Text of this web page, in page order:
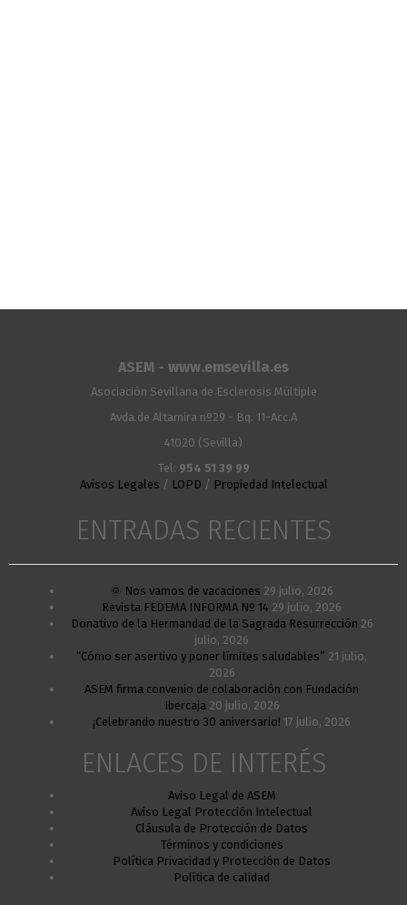
ASEM - www.emsevilla.es
Asociación Sevillana de Esclerosis Múltiple
Avda.de Altamira nº29 - Bq. 11-Acc.A
41020 (Sevilla)
Tel: 954 51 39 99
Avisos Legales / LOPD / Propiedad Intelectual
ENTRADAS RECIENTES
🌞 Nos vamos de vacaciones 29 julio, 2026
Revista FEDEMA INFORMA Nº 14 29 julio, 2026
Donativo de la Hermandad de la Sagrada Resurrección 26
julio, 2026
“Cómo ser asertivo y poner límites saludables” 21 julio,
2026
ASEM firma convenio de colaboración con Fundación
Ibercaja 20 julio, 2026
¡Celebrando nuestro 30 aniversario! 17 julio, 2026
ENLACES DE INTERÉS
Aviso Legal de ASEM
Aviso Legal Protección Intelectual
Cláusula de Protección de Datos
Términos y condiciones
Política Privacidad y Protección de Datos
Política de calidad